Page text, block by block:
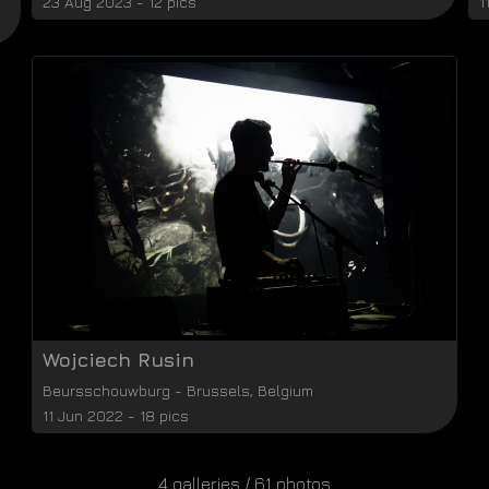
Wojciech Rusin
Beursschouwburg - Brussels, Belgium
11 Jun 2022 - 18 pics
4 galleries / 61 photos